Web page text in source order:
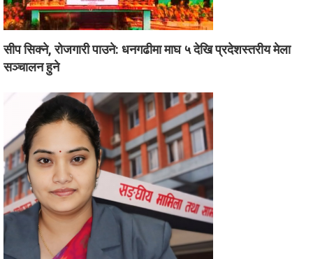
सीप सिक्ने, रोजगारी पाउने: धनगढीमा माघ ५ देखि प्रदेशस्तरीय मेला
सञ्चालन हुने